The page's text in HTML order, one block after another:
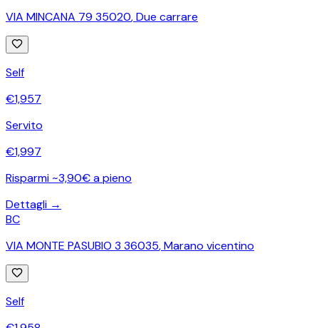
VIA MINCANA 79 35020,Due carrare
Self
€1,957
Servito
€1,997
Risparmi ~3,90€ a pieno
Dettagli →
BC
VIA MONTE PASUBIO 3 36035,Marano vicentino
Self